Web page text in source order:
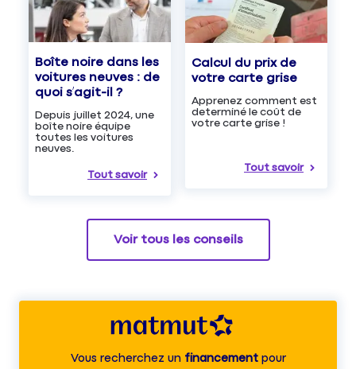
Boîte noire dans les
voitures neuves : de
quoi s’agit-il ?
Depuis juillet 2024, une
boîte noire équipe
toutes les voitures
neuves.
Tout savoir
Calcul du prix de
votre carte grise
Apprenez comment est
determiné le coût de
votre carte grise !
Tout savoir
Voir tous les conseils
Vous recherchez unfinancementpour